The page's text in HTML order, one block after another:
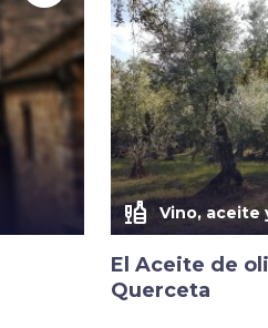
liquor Vino, aceite
El Aceite de
Querceta